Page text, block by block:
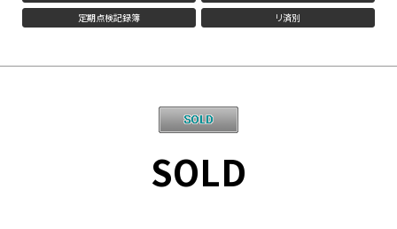
定期点検記録簿
リ済別
SOLD